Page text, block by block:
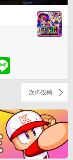
次の投稿